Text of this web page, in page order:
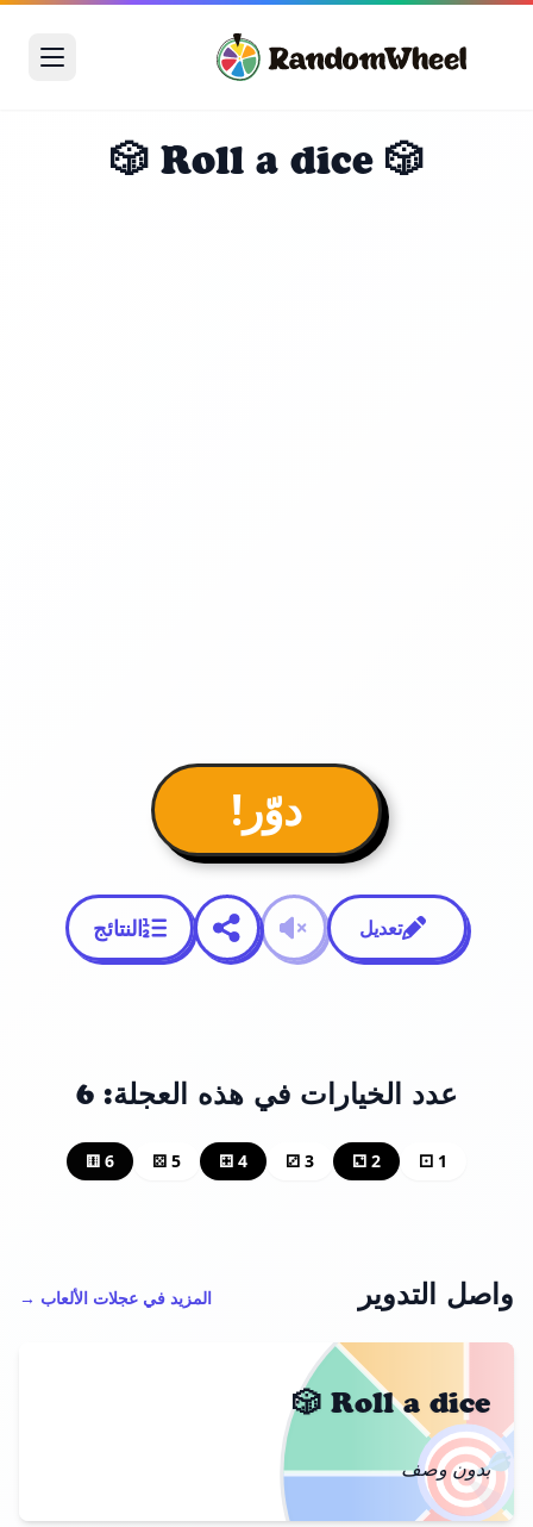
🎲 Roll a dice 🎲
دوّر!
تعديل النتائج
عدد الخيارات في هذه العجلة: 6
1 ⚀
2 ⚁
3 ⚂
4 ⚃
5 ⚄
6 ⚅
واصل التدوير المزيد في عجلات الألعاب →
🎯
Roll a dice 🎲
بدون وصف